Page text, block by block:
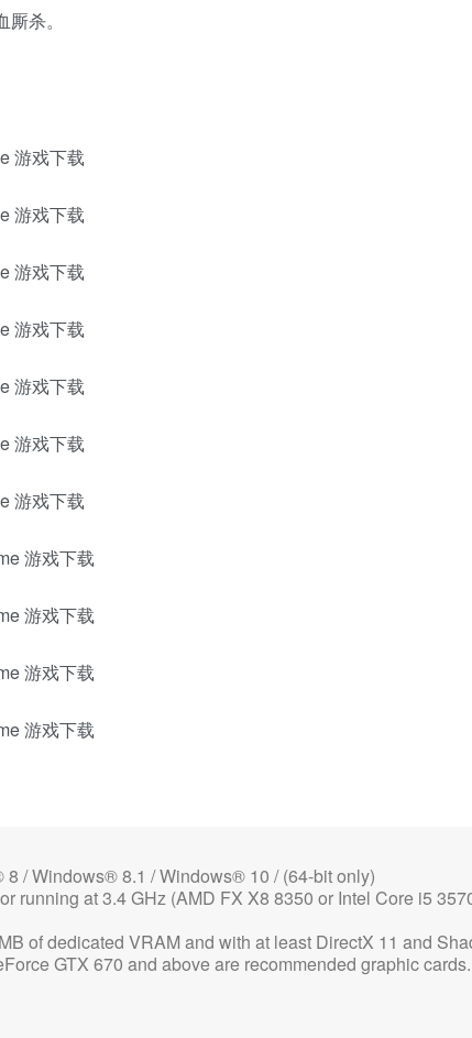
杀。
Windows® 8.1 / Windows® 10 / (64-bit only)
at 3.4 GHz (AMD FX X8 8350 or Intel Core i5
dedicated VRAM and with at least DirectX 11 and
GTX 670 and above are recommended graphic cards.